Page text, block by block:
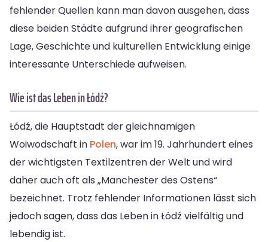
fehlender Quellen kann man davon ausgehen, dass
diese beiden Städte aufgrund ihrer geografischen
Lage, Geschichte und kulturellen Entwicklung einige
interessante Unterschiede aufweisen.
Wie ist das Leben in Łódź?
Łódź, die Hauptstadt der gleichnamigen
Woiwodschaft in Polen, war im 19. Jahrhundert eines
der wichtigsten Textilzentren der Welt und wird
daher auch oft als „Manchester des Ostens“
bezeichnet. Trotz fehlender Informationen lässt sich
jedoch sagen, dass das Leben in Łódź vielfältig und
lebendig ist.